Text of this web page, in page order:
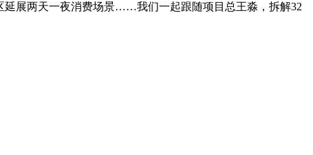
延展两天一夜消费场景……我们一起跟随项目总王淼，拆解32